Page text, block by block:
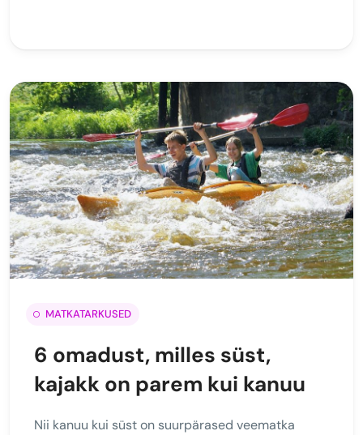
MATKATARKUSED
6 omadust, milles süst,
kajakk on parem kui kanuu
Nii kanuu kui süst on suurpärased veematka